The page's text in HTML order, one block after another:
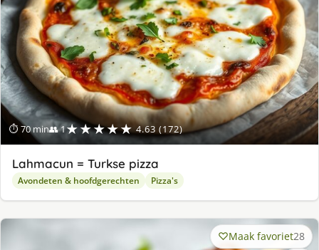
⏱ 70 min👥 1★★★★★ 4.63 (172)
Lahmacun = Turkse pizza
Avondeten & hoofdgerechten Pizza's
Maak favoriet28